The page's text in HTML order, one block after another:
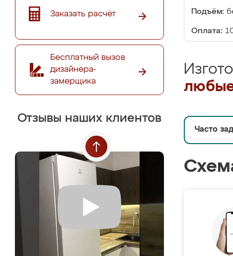
Заказать расчёт
Бесплатный вызов
дизайнера-
замерщика
Отзывы наших клиентов
Подъём:
Оплата:
Часто